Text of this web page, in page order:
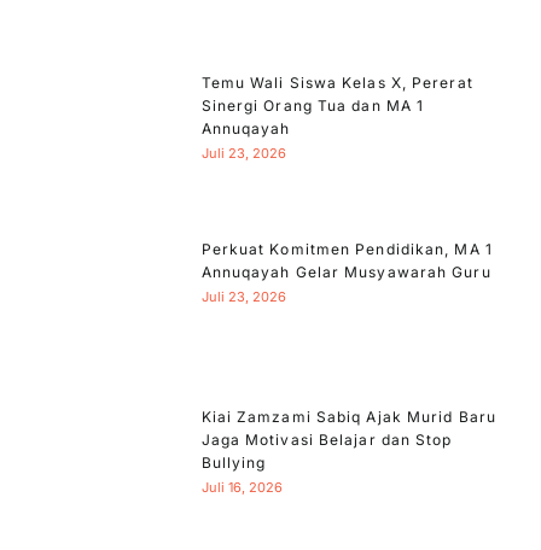
Temu Wali Siswa Kelas X, Pererat
Sinergi Orang Tua dan MA 1
Annuqayah
Juli 23, 2026
Perkuat Komitmen Pendidikan, MA 1
Annuqayah Gelar Musyawarah Guru
Juli 23, 2026
Kiai Zamzami Sabiq Ajak Murid Baru
Jaga Motivasi Belajar dan Stop
Bullying
Juli 16, 2026